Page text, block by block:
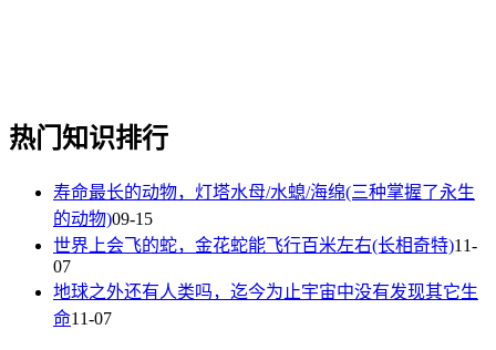
热门知识排行
寿命最长的动物，灯塔水母/水螅/海绵(三种掌握了永生
的动物)09-15
世界上会飞的蛇，金花蛇能飞行百米左右(长相奇特)11-
07
地球之外还有人类吗，迄今为止宇宙中没有发现其它生
命11-07